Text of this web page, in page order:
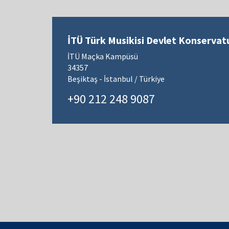
İTÜ Türk Musikisi Devlet
İTÜ Maçka Kampüsü
34357
Beşiktaş - İstanbul / Türkiye
+90 212 248 9087